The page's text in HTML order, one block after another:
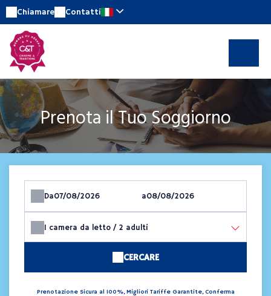
Chiamare Contatti
Prenota il Tuo Soggiorno
Da a
1 camera da letto / 2 adulti
CERCARE
Prenotazione Sicura al 100%, Migliori Tariffe Garantite, Conferma